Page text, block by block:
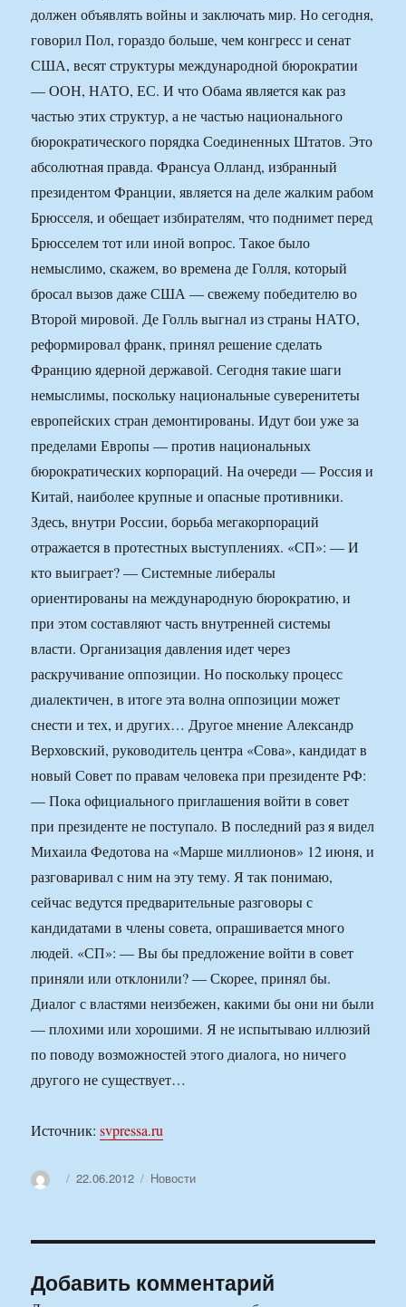
должен объявлять войны и заключать мир. Но сегодня,
говорил Пол, гораздо больше, чем конгресс и сенат
США, весят структуры международной бюрократии
— ООН, НАТО, ЕС. И что Обама является как раз
частью этих структур, а не частью национального
бюрократического порядка Соединенных Штатов. Это
абсолютная правда. Франсуа Олланд, избранный
президентом Франции, является на деле жалким рабом
Брюсселя, и обещает избирателям, что поднимет перед
Брюсселем тот или иной вопрос. Такое было
немыслимо, скажем, во времена де Голля, который
бросал вызов даже США — свежему победителю во
Второй мировой. Де Голль выгнал из страны НАТО,
реформировал франк, принял решение сделать
Францию ядерной державой. Сегодня такие шаги
немыслимы, поскольку национальные суверенитеты
европейских стран демонтированы. Идут бои уже за
пределами Европы — против национальных
бюрократических корпораций. На очереди — Россия и
Китай, наиболее крупные и опасные противники.
Здесь, внутри России, борьба мегакорпораций
отражается в протестных выступлениях. «СП»: — И
кто выиграет? — Системные либералы
ориентированы на международную бюрократию, и
при этом составляют часть внутренней системы
власти. Организация давления идет через
раскручивание оппозиции. Но поскольку процесс
диалектичен, в итоге эта волна оппозиции может
снести и тех, и других… Другое мнение Александр
Верховский, руководитель центра «Сова», кандидат в
новый Совет по правам человека при президенте РФ:
— Пока официального приглашения войти в совет
при президенте не поступало. В последний раз я видел
Михаила Федотова на «Марше миллионов» 12 июня, и
разговаривал с ним на эту тему. Я так понимаю,
сейчас ведутся предварительные разговоры с
кандидатами в члены совета, опрашивается много
людей. «СП»: — Вы бы предложение войти в совет
приняли или отклонили? — Скорее, принял бы.
Диалог с властями неизбежен, какими бы они ни были
— плохими или хорошими. Я не испытываю иллюзий
по поводу возможностей этого диалога, но ничего
другого не существует…
Источник:svpressa.ru
АвторОпубликовано
22.06.2012 Рубрики
Новости
Добавить комментарий